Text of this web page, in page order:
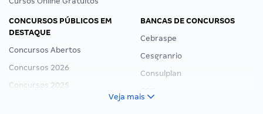
CONCURSOS PÚBLICOS EM
DESTAQUE
Concursos Abertos
Concursos 2026
Concursos 2025
BANCAS DE CONCURSOS
Cebraspe
Cesgranrio
Consulplan
Veja mais